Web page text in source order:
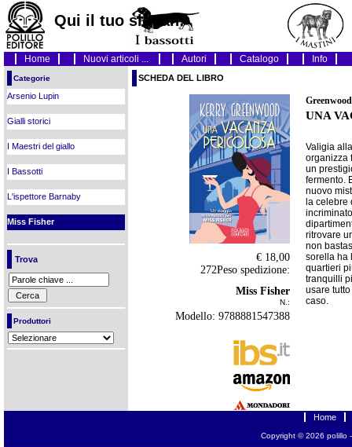
Qui il tuo slogan!
Home Nuovi articoli ... Autori Catalogo Info
Categorie
Arsenio Lupin
Gialli storici
I Maestri del giallo
I Bassotti
L'ispettore Barnaby
Miss Fisher
Trova
Produttori
SCHEDA DEL LIBRO
€ 18,00
272Peso spedizione:
Miss Fisher
N.:
Modello: 9788881547388
UNA
Valigia
organizza
un
fermento.
nuovo
la celebre
ritrovare
non
sorella ha
quartieri
tranquilli
usare
caso.
Home
Copyright © 2026 polillo-